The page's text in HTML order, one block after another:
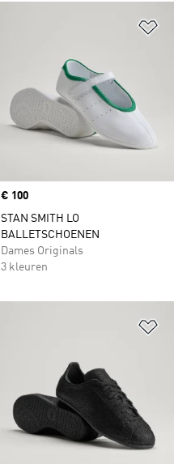
Price
€ 100
STAN SMITH LO
BALLETSCHOENEN
Dames Originals
3 kleuren